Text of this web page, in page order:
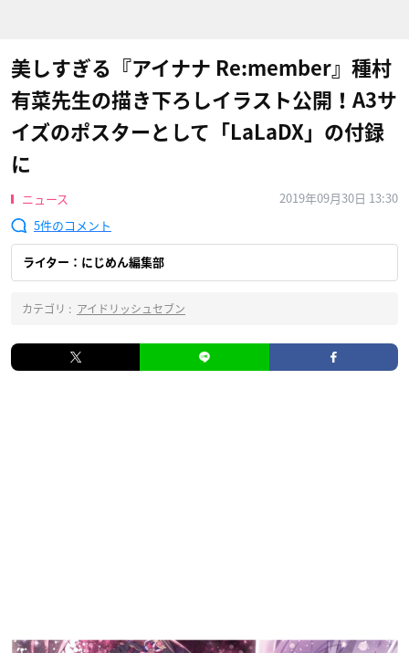
美しすぎる『アイナナ Re:member』種村
有菜先生の描き下ろしイラスト公開！A3サ
イズのポスターとして「LaLaDX」の付録
に
ニュース
2019年09月30日 13:30
5
ライター：にじめん編集部
カテゴリ : アイドリッシュセブン